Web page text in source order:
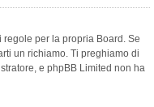
per la propria Board. Se
un richiamo. Ti preghiamo di
e phpBB Limited non ha